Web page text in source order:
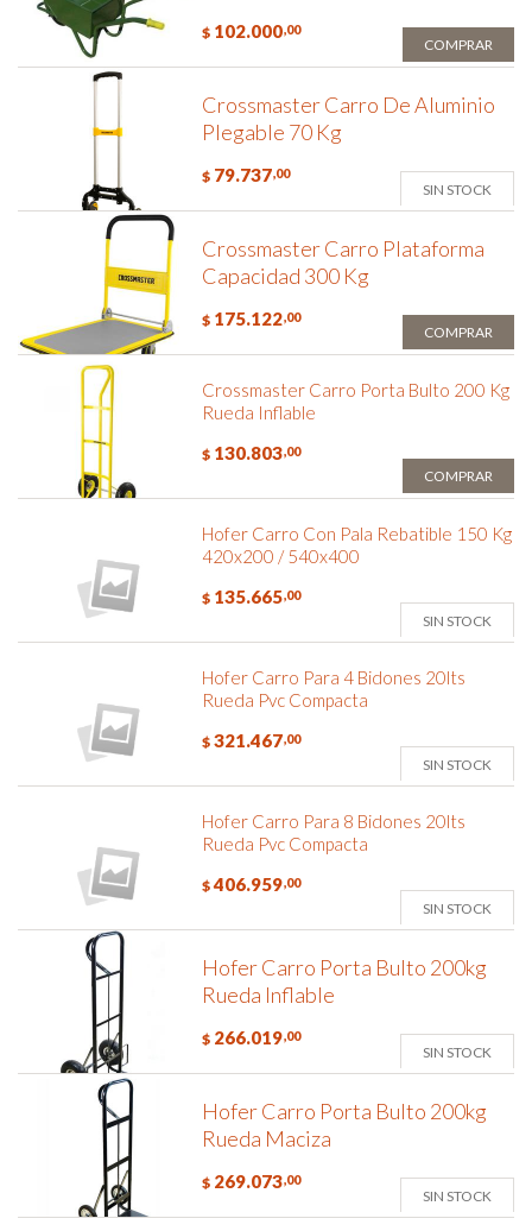
$ 102.000,00
COMPRAR
Crossmaster Carro De Aluminio
Plegable 70 Kg
$ 79.737,00
SIN STOCK
Crossmaster Carro Plataforma
Capacidad 300 Kg
$ 175.122,00
COMPRAR
Crossmaster Carro Porta Bulto 200 Kg
Rueda Inflable
$ 130.803,00
COMPRAR
Hofer Carro Con Pala Rebatible 150 Kg
420x200 / 540x400
$ 135.665,00
SIN STOCK
Hofer Carro Para 4 Bidones 20lts
Rueda Pvc Compacta
$ 321.467,00
SIN STOCK
Hofer Carro Para 8 Bidones 20lts
Rueda Pvc Compacta
$ 406.959,00
SIN STOCK
Hofer Carro Porta Bulto 200kg
Rueda Inflable
$ 266.019,00
SIN STOCK
Hofer Carro Porta Bulto 200kg
Rueda Maciza
$ 269.073,00
SIN STOCK